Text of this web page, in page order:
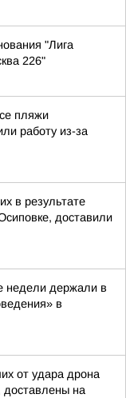
"Лига
226"
пляжи
работу из-за
в результате
доставили
недели держали в
в
от удара дрона
на